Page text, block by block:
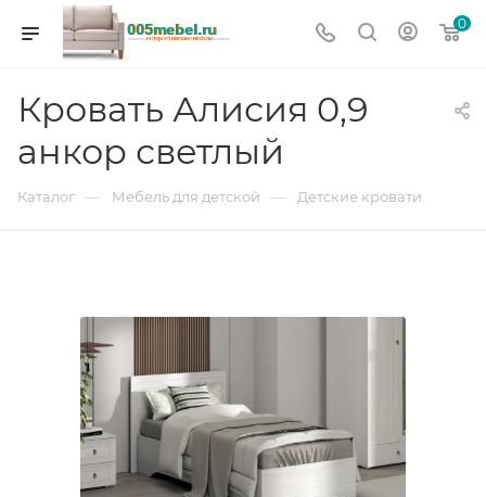
0
Кровать Алисия 0,9
анкор светлый
Каталог — Мебель для детской — Детские кровати